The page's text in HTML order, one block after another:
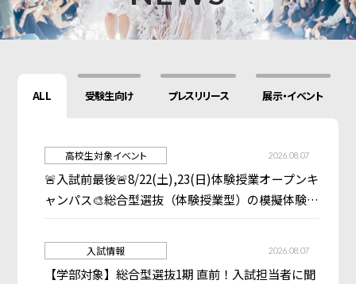
ALL 受験生向け プレスリリース 展示・イベント
高校生対象イベント 2026.08.07
🚨入試前最後🚨8/22(土),23(日)体験授業オープンキ
ャンパス🎨総合型選抜（体験授業型）の模擬体験と
入試情報 2026.08.07
【学部対象】総合型選抜1期 直前！入試担当者に聞